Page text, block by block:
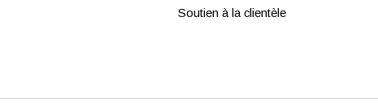
Soutien à la clientèle